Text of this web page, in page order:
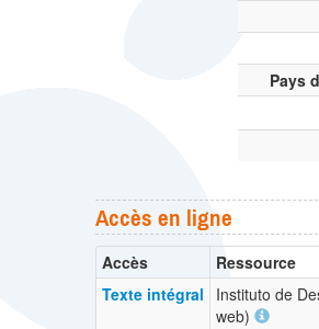
Pays
Accès en ligne
Accès Ressource
Texte intégral
Instituto de
web)